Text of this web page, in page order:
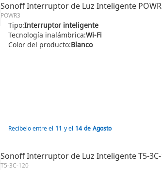
Sonoff Interruptor de Luz Inteligente
POWR3
Tipo:Interruptor inteligente
Tecnología inalámbrica:Wi-Fi
Color del producto:Blanco
Recíbelo entre el 11 y el 14 de Agosto
Sonoff Interruptor de Luz Inteligente T5-3C-
T5-3C-120